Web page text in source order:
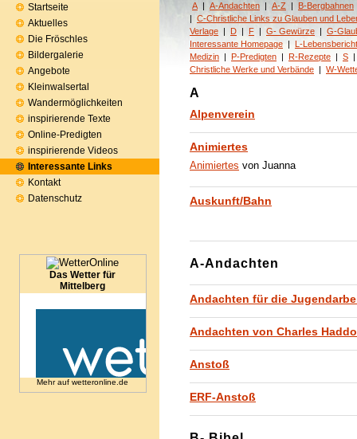
A | A-Andachten | A-Z | B-Bergbahnen
| C-Christliche Links zu Glauben und
Verlage | D | F | G- Gewürze | G-
Interessante Homepage | L-
Medizin | P-Predigten | R-Rezepte | S |
Christliche Werke und Verbände | W-
A
Alpenverein
Animiertes
Animiertes von Juanna
Auskunft/Bahn
A-Andachten
Andachten für die
Andachten von Charles
Anstoß
ERF-Anstoß
Startseite
Aktuelles
Die Fröschles
Bildergalerie
Angebote
Kleinwalsertal
Wandermöglichkeiten
inspirierende Texte
Online-Predigten
inspirierende Videos
Interessante Links
Kontakt
Datenschutz
Das Wetter für
Mittelberg
Mehr auf wetteronline.de